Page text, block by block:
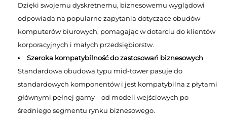
Dzięki swojemu dyskretnemu, biznesowemu wyglądowi
odpowiada na popularne zapytania dotyczące obudów
komputerów biurowych, pomagając w dotarciu do klientów
korporacyjnych i małych przedsiębiorstw.
Szeroka kompatybilność do zastosowań biznesowych
Standardowa obudowa typu mid-tower pasuje do
standardowych komponentów i jest kompatybilna z płytami
głównymi pełnej gamy – od modeli wejściowych po
średniego segmentu rynku biznesowego.